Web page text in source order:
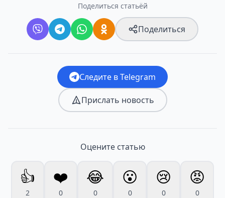
Поделиться статьёй
Поделиться
Следите в Telegram
Прислать новость
Оцените статью
👍
2
❤️
0
😂
0
😮
0
😢
0
😡
0